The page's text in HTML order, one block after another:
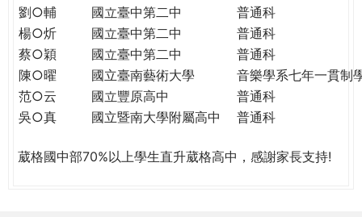
民。
WAGOR
TODAY
THE
WORLD
劉○輔
國立臺中第二中
普通科
楊○炘
國立臺中第二中
普通科
蔡○穎
國立臺中第二中
普通科
陳○曜
國立臺南藝術大學
音樂學系七年一貫制
范○云
國立豐原高中
普通科
吳○真
國立暨南大學附屬高中 普通科
葳格國中部70%以上學生直升葳格高中，感謝家長支持!